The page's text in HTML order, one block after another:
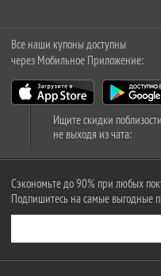
Все наши купоны доступны
через Мобильное Приложение:
Ищите скидки
не выходя из чата:
Сэкономьте до 90% при любых
Подпишитесь на самые выгодные